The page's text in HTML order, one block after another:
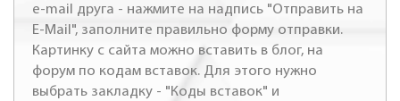
e-mail друга - нажмите на надпись "Отправить на
E-Mail", заполните правильно форму отправки.
Картинку с сайта можно вставить в блог, на
форум по кодам вставок. Для этого нужно
выбрать закладку - "Коды вставок" и